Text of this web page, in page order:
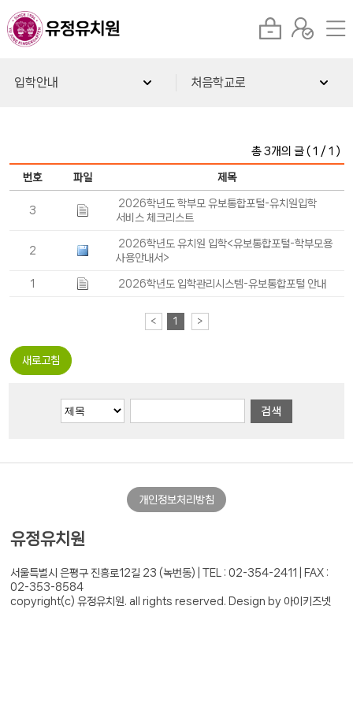
입학안내 처음학교로
총 3개의 글 ( 1 / 1 )
번호 파일 제목
3
2026학년도 학부모 유보통합포털-유치원입학
서비스 체크리스트
2
2026학년도 유치원 입학<유보통합포털-학부모용
사용안내서>
1 2026학년도 입학관리시스템-유보통합포털 안내
< 1 >
새로고침
개인정보처리방침
유정유치원
서울특별시 은평구 진흥로12길 23 (녹번동) |
TEL : 02-354-2411 | FAX :
02-353-8584
copyright(c) 유정유치원. all rights reserved.
Design by 아이키즈넷